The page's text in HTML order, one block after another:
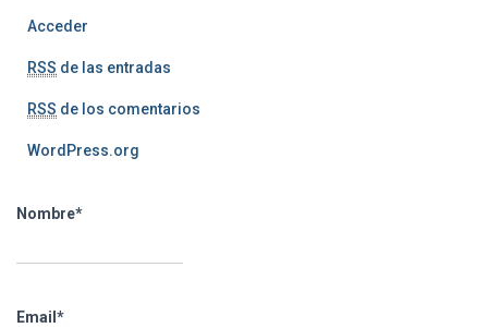
Acceder
RSS de las entradas
RSS de los comentarios
WordPress.org
Nombre*
Email*